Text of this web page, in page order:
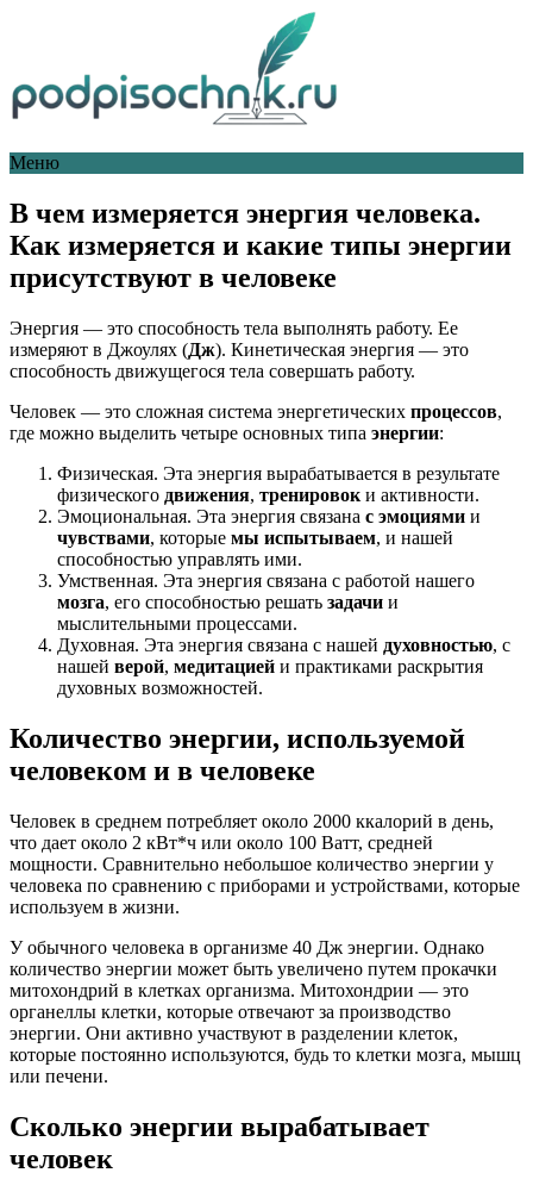
Меню
В чем измеряется энергия человека.
Как измеряется и какие типы энергии
присутствуют в человеке
Энергия — это способность тела выполнять работу. Ее
измеряют в Джоулях (Дж). Кинетическая энергия — это
способность движущегося тела совершать работу.
Человек — это сложная система энергетических процессов,
где можно выделить четыре основных типа энергии:
Физическая. Эта энергия вырабатывается в результате
физического движения, тренировок и активности.
Эмоциональная. Эта энергия связана с эмоциями и
чувствами, которые мы испытываем, и нашей
способностью управлять ими.
Умственная. Эта энергия связана с работой нашего
мозга, его способностью решать задачи и
мыслительными процессами.
Духовная. Эта энергия связана с нашей духовностью, с
нашей верой, медитацией и практиками раскрытия
духовных возможностей.
Количество энергии, используемой
человеком и в человеке
Человек в среднем потребляет около 2000 ккалорий в день,
что дает около 2 кВт*ч или около 100 Ватт, средней
мощности. Сравнительно небольшое количество энергии у
человека по сравнению с приборами и устройствами, которые
используем в жизни.
У обычного человека в организме 40 Дж энергии. Однако
количество энергии может быть увеличено путем прокачки
митохондрий в клетках организма. Митохондрии — это
органеллы клетки, которые отвечают за производство
энергии. Они активно участвуют в разделении клеток,
которые постоянно используются, будь то клетки мозга, мышц
или печени.
Сколько энергии вырабатывает
человек